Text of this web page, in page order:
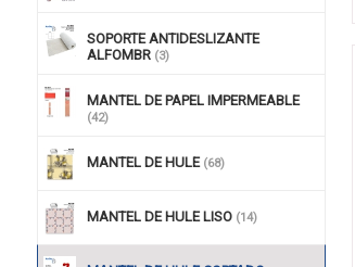
SOPORTE ANTIDESLIZANTE
ALFOMBR (3)
MANTEL DE PAPEL IMPERMEABLE
(42)
MANTEL DE HULE (68)
MANTEL DE HULE LISO (14)